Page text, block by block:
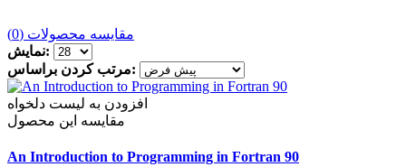
مقایسه محصولات (0)
نمایش:
مرتب کردن براساس:
افزودن به لیست دلخواه
مقایسه این محصول
An Introduction to Programming in Fortran 90